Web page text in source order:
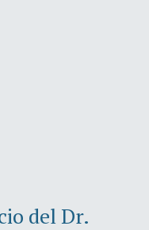
del Dr.